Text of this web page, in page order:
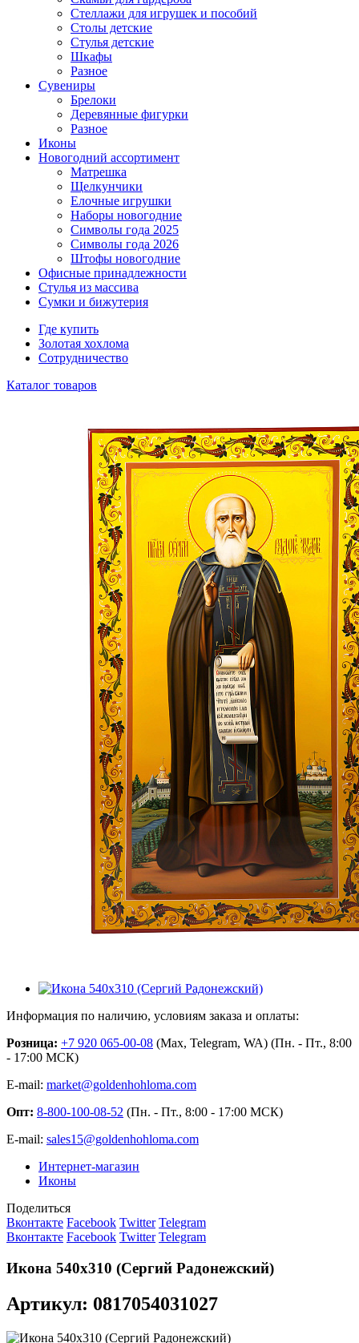
Стеллажи для игрушек и пособий
Столы детские
Стулья детские
Шкафы
Разное
Сувениры
Брелоки
Деревянные фигурки
Разное
Иконы
Новогодний ассортимент
Матрешка
Щелкунчики
Елочные игрушки
Наборы новогодние
Символы года 2025
Символы года 2026
Штофы новогодние
Офисные принадлежности
Стулья из массива
Сумки и бижутерия
Где купить
Золотая хохлома
Сотрудничество
Каталог товаров
Информация по наличию, условиям заказа и оплаты:
Розница: +7 920 065-00-08 (Max, Telegram, WA) (Пн. - Пт., 8:00
- 17:00 МСК)
E-mail: market@goldenhohloma.com
Опт: 8-800-100-08-52 (Пн. - Пт., 8:00 - 17:00 МСК)
E-mail: sales15@goldenhohloma.com
Интернет-магазин
Иконы
Поделиться
Вконтакте Facebook Twitter Telegram
Вконтакте Facebook Twitter Telegram
Икона 540х310 (Сергий Радонежский)
Артикул: 0817054031027